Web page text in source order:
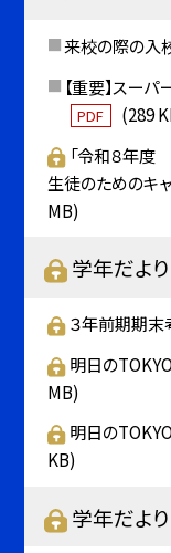
来校の際の入
【重要】スー
PDF
(289
「令和８年
生徒のためのキ
MB)
学年だより
３年前期期
明日の
MB)
明日の
KB)
学年だより